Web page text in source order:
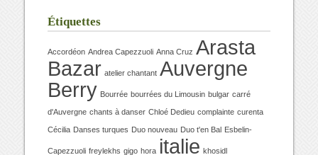
Étiquettes
Accordéon Andrea Capezzuoli Anna Cruz Arasta
Bazar atelier chantant Auvergne
Berry Bourrée bourrées du Limousin bulgar carré
d'Auvergne chants à danser Chloé Dedieu complainte curenta
Cécilia Danses turques Duo nouveau Duo t'en Bal Esbelin-
Capezzuoli freylekhs gigo hora italie khosidl